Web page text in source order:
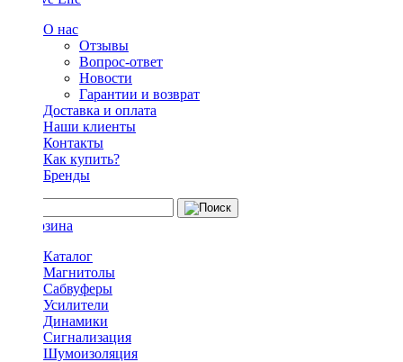
О нас
Отзывы
Вопрос-ответ
Новости
Гарантии и возврат
Доставка и оплата
Наши клиенты
Контакты
Как купить?
Бренды
Каталог
Магнитолы
Сабвуферы
Усилители
Динамики
Сигнализация
Шумоизоляция